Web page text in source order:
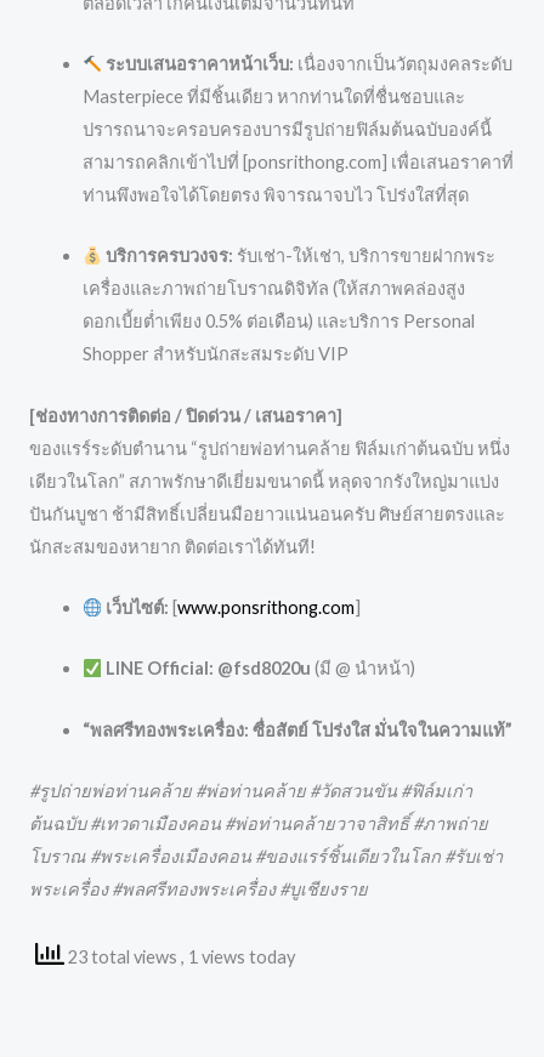
ระบบเสนอราคาหน้าเว็บ: เนื่องจากเป็นวัตถุมงคลระดับ
Masterpiece ที่มีชิ้นเดียว หากท่านใดที่ชื่นชอบและ
ปรารถนาจะครอบครองบารมีรูปถ่ายฟิล์มต้นฉบับองค์นี้
สามารถคลิกเข้าไปที่ [ponsrithong.com] เพื่อเสนอราคาที่
ท่านพึงพอใจได้โดยตรง พิจารณาจบไว โปร่งใสที่สุด
บริการครบวงจร: รับเช่า-ให้เช่า, บริการขายฝากพระ
เครื่องและภาพถ่ายโบราณดิจิทัล (ให้สภาพคล่องสูง
ดอกเบี้ยต่ำเพียง 0.5% ต่อเดือน) และบริการ Personal
Shopper สำหรับนักสะสมระดับ VIP
[ช่องทางการติดต่อ / ปิดด่วน / เสนอราคา]
ของแรร์ระดับตำนาน “รูปถ่ายพ่อท่านคล้าย ฟิล์มเก่าต้นฉบับ หนึ่ง
เดียวในโลก” สภาพรักษาดีเยี่ยมขนาดนี้ หลุดจากรังใหญ่มาแบ่ง
ปันกันบูชา ช้ามีสิทธิ์เปลี่ยนมือยาวแน่นอนครับ ศิษย์สายตรงและ
นักสะสมของหายาก ติดต่อเราได้ทันที!
เว็บไซต์: [www.ponsrithong.com]
LINE Official: @fsd8020u (มี @ นำหน้า)
“พลศรีทองพระเครื่อง: ซื่อสัตย์ โปร่งใส มั่นใจในความแท้”
#รูปถ่ายพ่อท่านคล้าย #พ่อท่านคล้าย #วัดสวนขัน #ฟิล์มเก่า
ต้นฉบับ #เทวดาเมืองคอน #พ่อท่านคล้ายวาจาสิทธิ์ #ภาพถ่าย
โบราณ #พระเครื่องเมืองคอน #ของแรร์ชิ้นเดียวในโลก #รับเช่า
พระเครื่อง #พลศรีทองพระเครื่อง #บูเชียงราย
23 total views , 1 views today